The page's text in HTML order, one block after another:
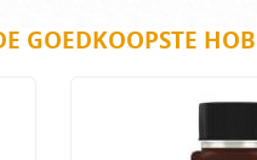
GOEDKOOPSTE